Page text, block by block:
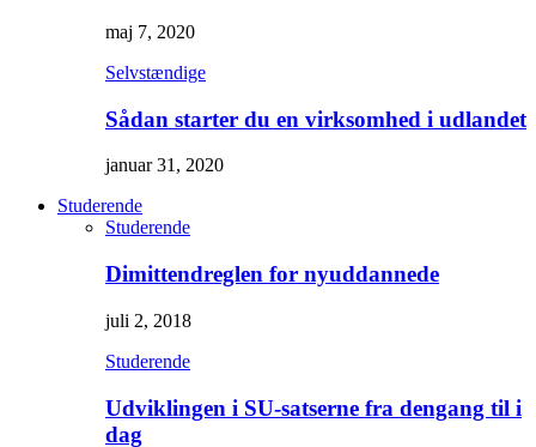
maj 7, 2020
Selvstændige
Sådan starter du en virksomhed i udlandet
januar 31, 2020
Studerende
Studerende
Dimittendreglen for nyuddannede
juli 2, 2018
Studerende
Udviklingen i SU-satserne fra dengang til i
dag